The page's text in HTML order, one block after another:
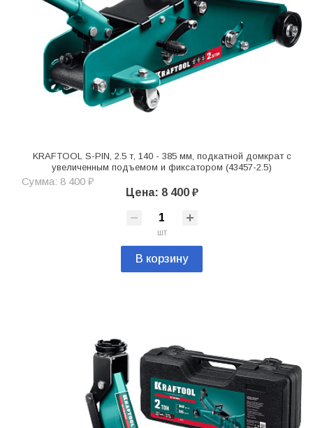
KRAFTOOL S-PIN, 2.5 т, 140 - 385 мм, подкатной домкрат с
увеличенным подъемом и фиксатором (43457-2.5)
Сумма: 8 400 ₽
Цена: 8 400 ₽
шт
В корзину